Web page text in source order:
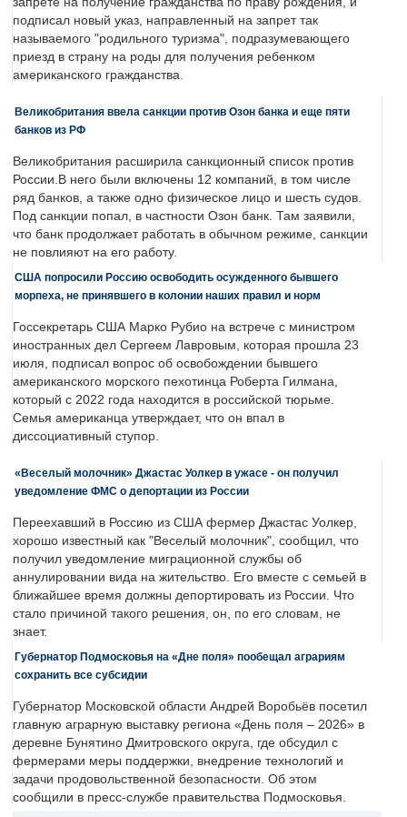
подписал новый указ, направленный на запрет так
называемого "родильного туризма", подразумевающего
приезд в страну на роды для получения ребенком
американского гражданства.
Великобритания ввела санкции против Озон банка и еще пяти
банков из РФ
Великобритания расширила санкционный список против
России.В него были включены 12 компаний, в том числе
ряд банков, а также одно физическое лицо и шесть судов.
Под санкции попал, в частности Озон банк. Там заявили,
что банк продолжает работать в обычном режиме, санкции
не повлияют на его работу.
США попросили Россию освободить осужденного бывшего
морпеха, не принявшего в колонии наших правил и норм
Госсекретарь США Марко Рубио на встрече с министром
иностранных дел Сергеем Лавровым, которая прошла 23
июля, подписал вопрос об освобождении бывшего
американского морского пехотинца Роберта Гилмана,
который с 2022 года находится в российской тюрьме.
Семья американца утверждает, что он впал в
диссоциативный ступор.
«Веселый молочник» Джастас Уолкер в ужасе - он получил
уведомление ФМС о депортации из России
Переехавший в Россию из США фермер Джастас Уолкер,
хорошо известный как "Веселый молочник", сообщил, что
получил уведомление миграционной службы об
аннулировании вида на жительство. Его вместе с семьей в
ближайшее время должны депортировать из России. Что
стало причиной такого решения, он, по его словам, не
знает.
Губернатор Подмосковья на «Дне поля» пообещал аграриям
сохранить все субсидии
Губернатор Московской области Андрей Воробьёв посетил
главную аграрную выставку региона «День поля – 2026» в
деревне Бунятино Дмитровского округа, где обсудил с
фермерами меры поддержки, внедрение технологий и
задачи продовольственной безопасности. Об этом
сообщили в пресс-службе правительства Подмосковья.